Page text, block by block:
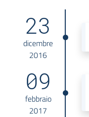
23
dicembre
2016
09
febbraio
2017